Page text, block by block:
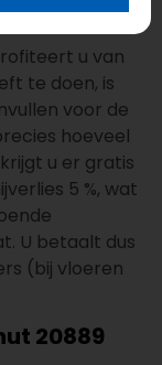
u van
te doen, is
voor de
hoeveel
u er gratis
5 %, wat
U betaalt dus
(bij vloeren
20889